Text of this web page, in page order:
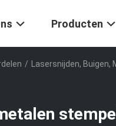
Producten
/ Lasersnijden,